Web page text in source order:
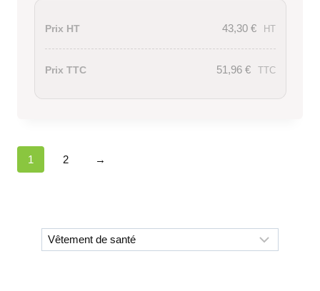
Prix HT 43,30 € HT
Prix TTC 51,96 € TTC
1 2 →